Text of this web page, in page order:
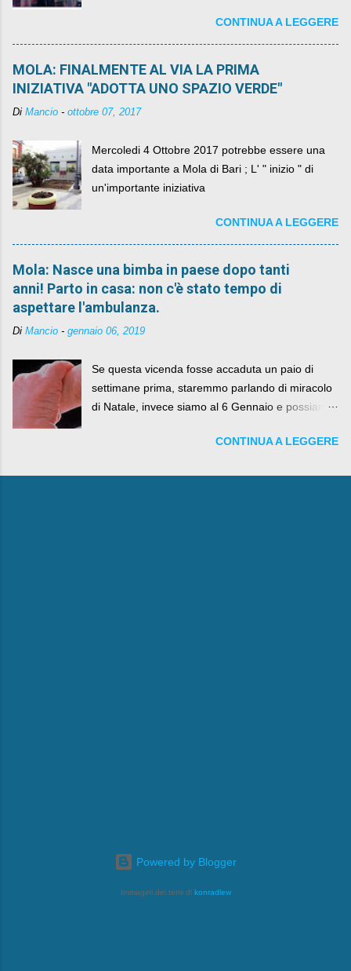
CONTINUA A LEGGERE
MOLA: FINALMENTE AL VIA LA PRIMA
INIZIATIVA "ADOTTA UNO SPAZIO VERDE"
Di Mancio - ottobre 07, 2017
Mercoledi 4 Ottobre 2017 potrebbe essere una
data importante a Mola di Bari ; L' " inizio " di
un'importante iniziativa
CONTINUA A LEGGERE
Mola: Nasce una bimba in paese dopo tanti
anni! Parto in casa: non c'è stato tempo di
aspettare l'ambulanza.
Di Mancio - gennaio 06, 2019
Se questa vicenda fosse accaduta un paio di
settimane prima, staremmo parlando di miracolo
di Natale, invece siamo al 6 Gennaio e possiamo
e la Befana, visto il lieto epilogo della vicenda.
CONTINUA A LEGGERE
Powered by Blogger
Immagini dei temi di konradlew